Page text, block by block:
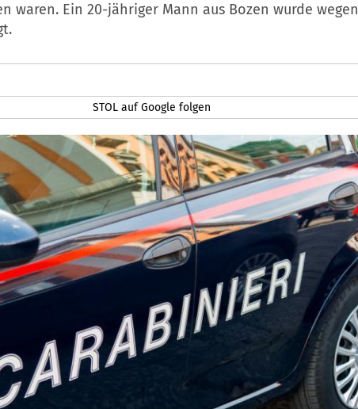
waren. Ein 20-jähriger Mann aus Bozen wurde wegen
STOL auf Google folgen